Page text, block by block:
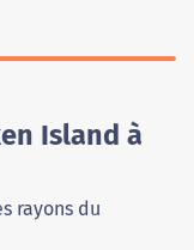
Island à
rayons du